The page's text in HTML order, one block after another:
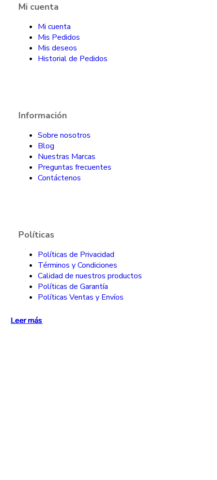
Leer más
Leer más
Leer más
Leer más
Leer más
Leer más
Mi cuenta
Mi cuenta
Mis Pedidos
Mis deseos
Historial de Pedidos
Información
Sobre nosotros
Blog
Nuestras Marcas
Preguntas frecuentes
Contáctenos
Políticas
Políticas de Privacidad
Términos y Condiciones
Calidad de nuestros productos
Políticas de Garantía
Políticas Ventas y Envíos